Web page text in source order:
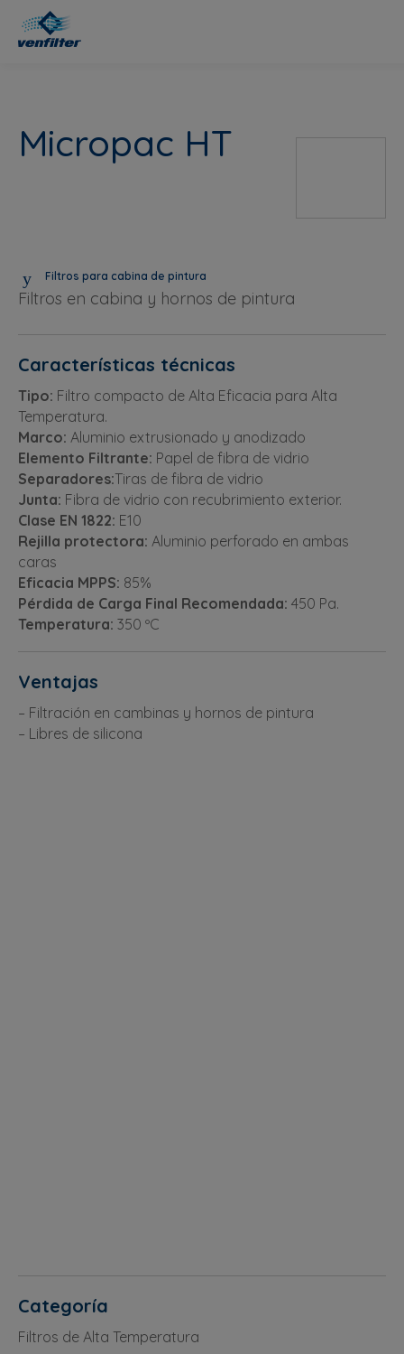
Filtros para cabina de pintura
Filtros en cabina y hornos de pintura
Características técnicas
Tipo: Filtro compacto de Alta Eficacia para Alta
Temperatura.
Marco: Aluminio extrusionado y anodizado
Elemento Filtrante: Papel de fibra de vidrio
Separadores:Tiras de fibra de vidrio
Junta: Fibra de vidrio con recubrimiento exterior.
Clase EN 1822: E10
Rejilla protectora: Aluminio perforado en ambas
caras
Eficacia MPPS: 85%
Pérdida de Carga Final Recomendada: 450 Pa.
Temperatura: 350 ºC
Ventajas
– Filtración en cambinas y hornos de pintura
– Libres de silicona
Categoría
Filtros de Alta Temperatura
Micropac HT